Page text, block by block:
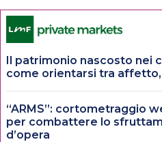
Il patrimonio nascosto nei
come orientarsi tra
“ARMS”: cortometraggio
per combattere lo
d’opera